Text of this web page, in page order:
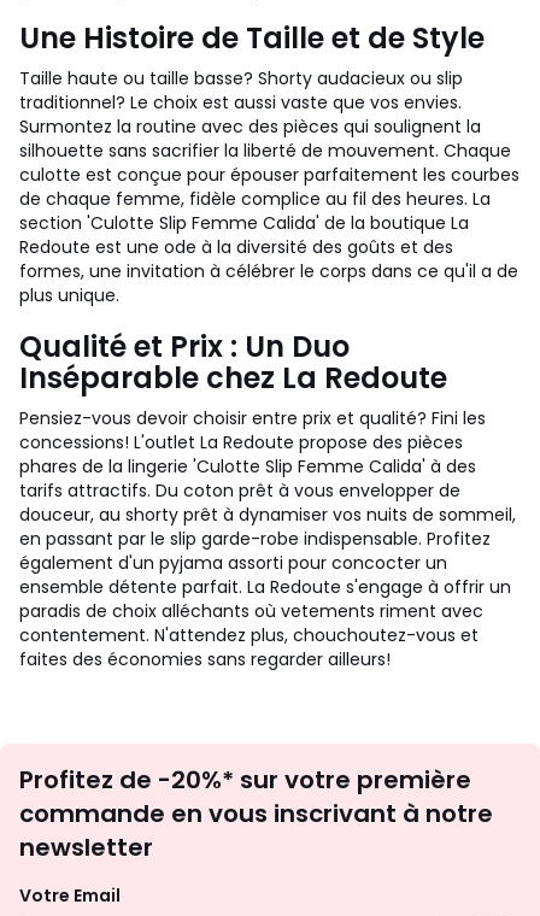
Une Histoire de Taille et de Style
Taille haute ou taille basse? Shorty audacieux ou slip
traditionnel? Le choix est aussi vaste que vos envies.
Surmontez la routine avec des pièces qui soulignent la
silhouette sans sacrifier la liberté de mouvement. Chaque
culotte est conçue pour épouser parfaitement les courbes
de chaque femme, fidèle complice au fil des heures. La
section 'Culotte Slip Femme Calida' de la boutique La
Redoute est une ode à la diversité des goûts et des
formes, une invitation à célébrer le corps dans ce qu'il a de
plus unique.
Qualité et Prix : Un Duo
Inséparable chez La Redoute
Pensiez-vous devoir choisir entre prix et qualité? Fini les
concessions! L'outlet La Redoute propose des pièces
phares de la lingerie 'Culotte Slip Femme Calida' à des
tarifs attractifs. Du coton prêt à vous envelopper de
douceur, au shorty prêt à dynamiser vos nuits de sommeil,
en passant par le slip garde-robe indispensable. Profitez
également d'un pyjama assorti pour concocter un
ensemble détente parfait. La Redoute s'engage à offrir un
paradis de choix alléchants où vetements riment avec
contentement. N'attendez plus, chouchoutez-vous et
faites des économies sans regarder ailleurs!
newsletter
Profitez de -20%* sur votre première
commande en vous inscrivant à notre
newsletter
Votre Email